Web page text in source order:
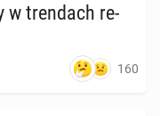
w tren­dach re­
160